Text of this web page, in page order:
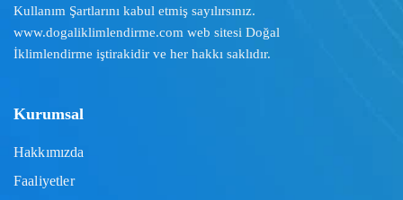
Kullanım Şartlarını kabul etmiş sayılırsınız.
www.dogaliklimlendirme.com web sitesi Doğal
İklimlendirme iştirakidir ve her hakkı saklıdır.
Kurumsal
Hakkımızda
Faaliyetler